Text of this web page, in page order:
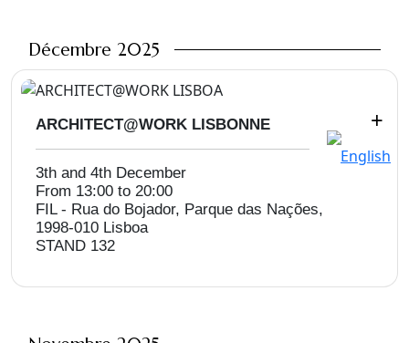
Décembre 2025
ARCHITECT@WORK LISBONNE
3th and 4th December
From 13:00 to 20:00
FIL - Rua do Bojador, Parque das Nações,
1998-010 Lisboa
STAND 132
+